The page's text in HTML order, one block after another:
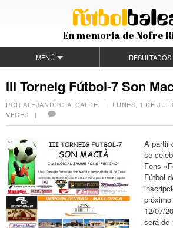
En memoria de Nofre
MENÚ RESULTADOS
III Torneig Fútbol-7 Son
POR ALEJANDRO ALCALDE | LUNES, 1 DE
VECES |
A partir
se
Fons
Fútbol
12/07/
será de